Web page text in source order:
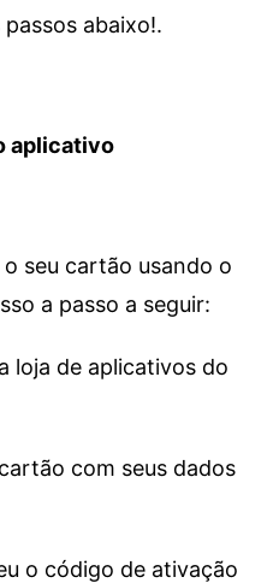
abaixo!.
aplicativo
seu cartão usando o
a passo a seguir:
loja de aplicativos do
com seus dados
o código de ativação